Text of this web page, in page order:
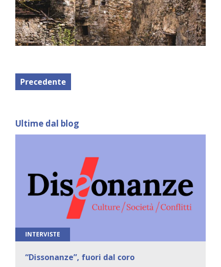
Precedente
Ultime dal blog
INTERVISTE
“Dissonanze”, fuori dal coro